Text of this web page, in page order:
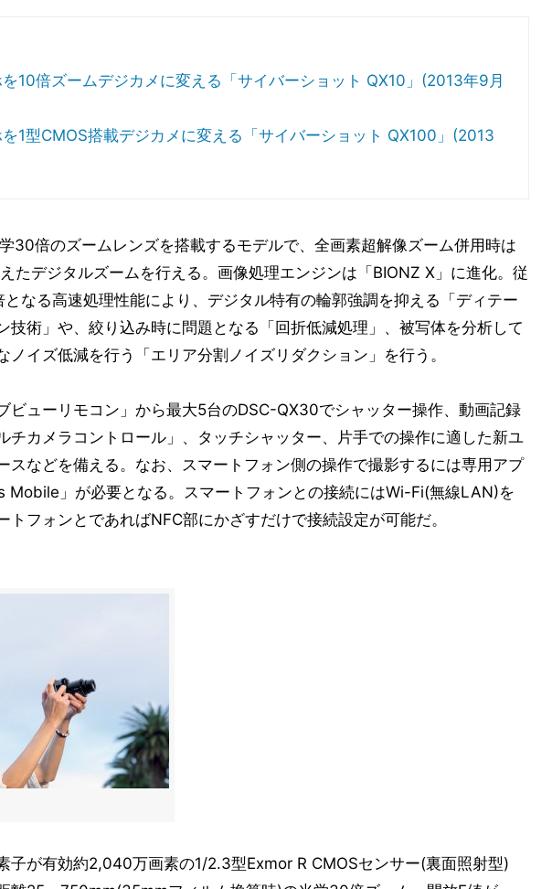
10倍ズームデジカメに変える「サイバーショット QX10」(2013年9月
1型CMOS搭載デジカメに変える「サイバーショット QX100」(2013
30倍のズームレンズを搭載するモデルで、全画素超解像ズーム併用時は
たデジタルズームを行える。画像処理エンジンは「BIONZ X」に進化。従
なる高速処理性能により、デジタル特有の輪郭強調を抑える「ディテー
技術」や、絞り込み時に問題となる「回折低減処理」、被写体を分析して
ノイズ低減を行う「エリア分割ノイズリダクション」を行う。
ビューリモコン」から最大5台のDSC-QX30でシャッター操作、動画記録
チカメラコントロール」、タッチシャッター、片手での操作に適した新ユ
スなどを備える。なお、スマートフォン側の操作で撮影するには専用アプ
Mobile」が必要となる。スマートフォンとの接続にはWi-Fi(無線LAN)を
トフォンとであればNFC部にかざすだけで接続設定が可能だ。
子が有効約2,040万画素の1/2.3型Exmor R CMOSセンサー(裏面照射型)